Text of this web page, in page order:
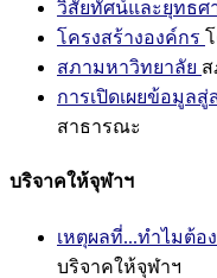
วิสัยทัศน์และยุทธศ
โครงสร้างองค์กร
สภามหาวิทยาลัย
การเปิดเผยข้อมูล
สาธารณะ
บริจาคให้จุฬาฯ
เหตุผลที่...ทำไมต้อ
บริจาคให้จุฬาฯ